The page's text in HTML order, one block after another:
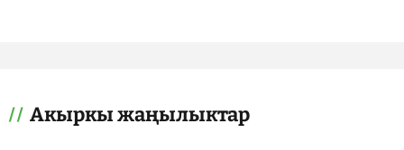
Акыркы жаңылыктар